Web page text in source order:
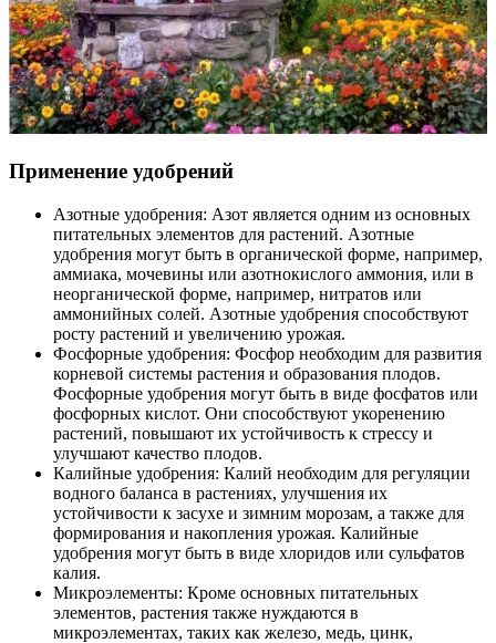
Применение удобрений
Азотные удобрения: Азот является одним из основных
питательных элементов для растений. Азотные
удобрения могут быть в органической форме, например,
аммиака, мочевины или азотнокислого аммония, или в
неорганической форме, например, нитратов или
аммонийных солей. Азотные удобрения способствуют
росту растений и увеличению урожая.
Фосфорные удобрения: Фосфор необходим для развития
корневой системы растения и образования плодов.
Фосфорные удобрения могут быть в виде фосфатов или
фосфорных кислот. Они способствуют укоренению
растений, повышают их устойчивость к стрессу и
улучшают качество плодов.
Калийные удобрения: Калий необходим для регуляции
водного баланса в растениях, улучшения их
устойчивости к засухе и зимним морозам, а также для
формирования и накопления урожая. Калийные
удобрения могут быть в виде хлоридов или сульфатов
калия.
Микроэлементы: Кроме основных питательных
элементов, растения также нуждаются в
микроэлементах, таких как железо, медь, цинк,